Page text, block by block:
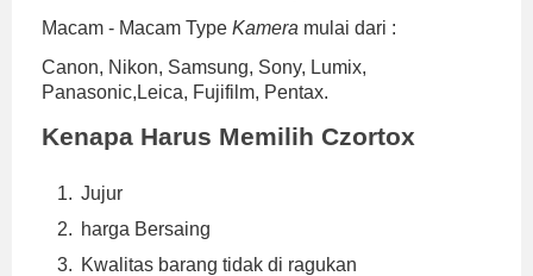
Macam - Macam Type Kamera mulai dari :
Canon, Nikon, Samsung, Sony, Lumix,
Panasonic,Leica, Fujifilm, Pentax.
Kenapa Harus Memilih Czortox
Jujur
harga Bersaing
Kwalitas barang tidak di ragukan